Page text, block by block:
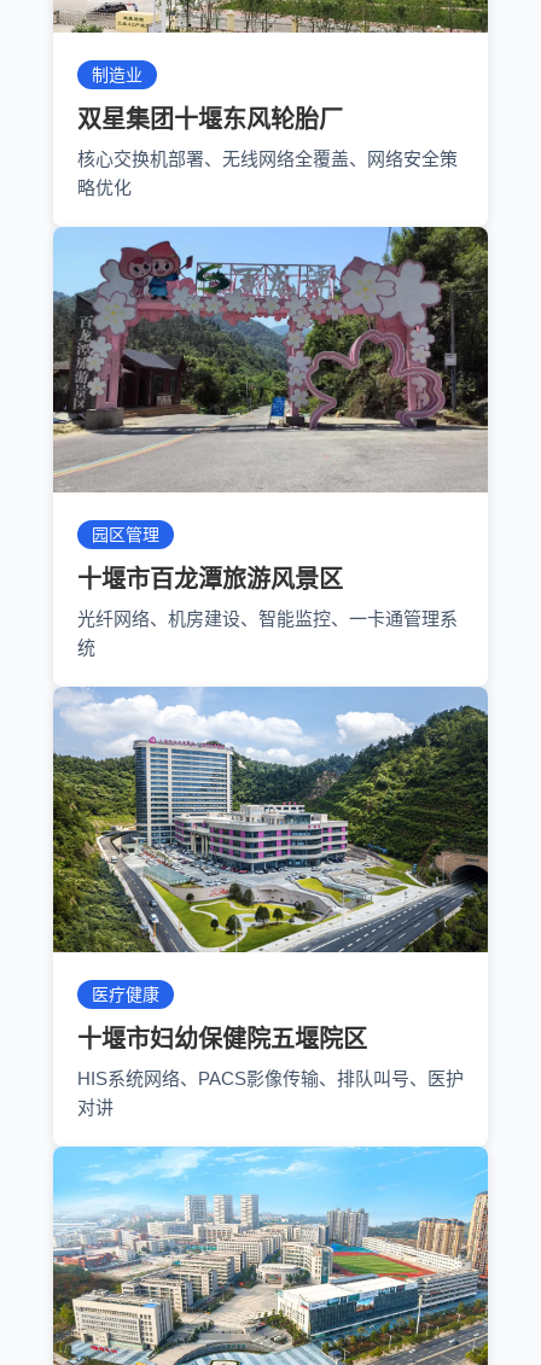
制造业
双星集团十堰东风轮胎厂
核心交换机部署、无线网络全覆盖、网络安全策
略优化
园区管理
十堰市百龙潭旅游风景区
光纤网络、机房建设、智能监控、一卡通管理系
统
医疗健康
十堰市妇幼保健院五堰院区
HIS系统网络、PACS影像传输、排队叫号、医护
对讲